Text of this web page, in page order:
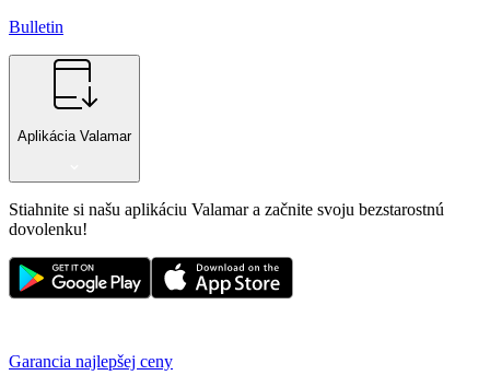
Bulletin
Aplikácia Valamar
Stiahnite si našu aplikáciu Valamar a začnite svoju bezstarostnú
dovolenku!
Garancia najlepšej ceny